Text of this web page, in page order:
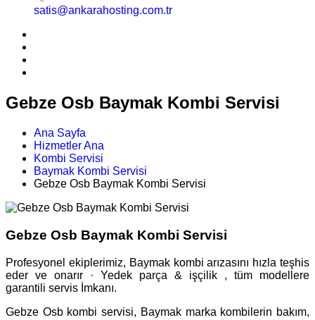
satis@ankarahosting.com.tr
Gebze Osb Baymak Kombi Servisi
Ana Sayfa
Hizmetler Ana
Kombi Servisi
Baymak Kombi Servisi
Gebze Osb Baymak Kombi Servisi
Gebze Osb Baymak Kombi Servisi
Profesyonel ekiplerimiz, Baymak kombi arızasını hızla teşhis
eder ve onarır · Yedek parça & işçilik , tüm modellere
garantili servis İmkanı.
Gebze Osb kombi servisi, Baymak marka kombilerin bakım,